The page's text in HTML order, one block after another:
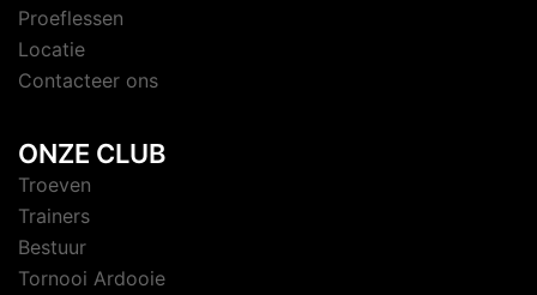
Proeflessen
Locatie
Contacteer ons
ONZE CLUB
Troeven
Trainers
Bestuur
Tornooi Ardooie